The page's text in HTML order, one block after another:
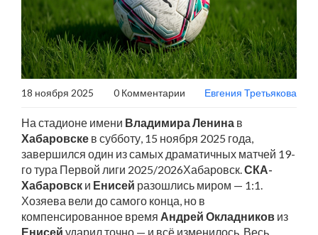
18 ноября 2025 0 Комментарии Евгения Третьякова
На стадионе имени Владимира Ленина в
Хабаровске в субботу, 15 ноября 2025 года,
завершился один из самых драматичных матчей 19-
го тура Первой лиги 2025/2026Хабаровск.СКА-
Хабаровск и Енисей разошлись миром — 1:1.
Хозяева вели до самого конца, но в
компенсированное время Андрей Окладников из
Енисей ударил точно — и всё изменилось. Весь